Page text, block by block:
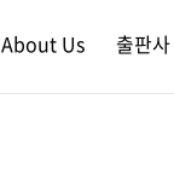
About Us 출판